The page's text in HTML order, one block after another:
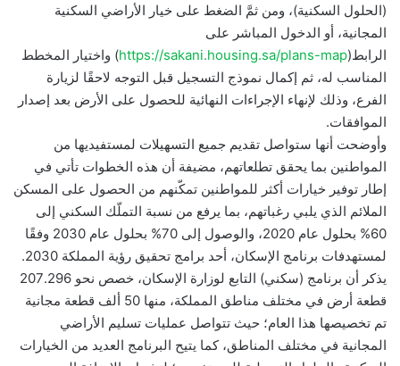
(الحلول السكنية)، ومن ثمَّ الضغط على خيار الأراضي السكنية
المجانية، أو الدخول المباشر على
الرابط(https://sakani.housing.sa/plans-map) واختيار المخطط
المناسب له، ثم إكمال نموذج التسجيل قبل التوجه لاحقًا لزيارة
الفرع، وذلك لإنهاء الإجراءات النهائية للحصول على الأرض بعد إصدار
الموافقات.
وأوضحت أنها ستواصل تقديم جميع التسهيلات لمستفيديها من
المواطنين بما يحقق تطلعاتهم، مضيفة أن هذه الخطوات تأتي في
إطار توفير خيارات أكثر للمواطنين تمكّنهم من الحصول على المسكن
الملائم الذي يلبي رغباتهم، بما يرفع من نسبة التملّك السكني إلى
60% بحلول عام 2020، والوصول إلى 70% بحلول عام 2030 وفقًا
لمستهدفات برنامج الإسكان، أحد برامج تحقيق رؤية المملكة 2030.
يذكر أن برنامج (سكني) التابع لوزارة الإسكان، خصص نحو 207.296
قطعة أرض في مختلف مناطق المملكة، منها 50 ألف قطعة مجانية
تم تخصيصها هذا العام؛ حيث تتواصل عمليات تسليم الأراضي
المجانية في مختلف المناطق، كما يتيح البرنامج العديد من الخيارات